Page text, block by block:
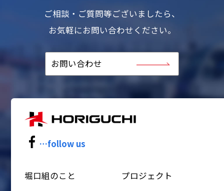
ご相談・ご質問等ございましたら、
お気軽にお問い合わせください。
お問い合わせ
…follow us
堀口組のこと
プロジェクト